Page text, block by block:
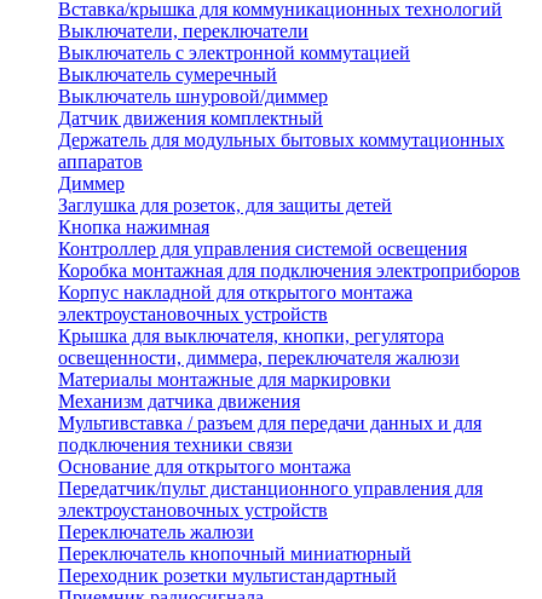
Вставка/крышка для коммуникационных технологий
Выключатели, переключатели
Выключатель с электронной коммутацией
Выключатель сумеречный
Выключатель шнуровой/диммер
Датчик движения комплектный
Держатель для модульных бытовых коммутационных
аппаратов
Диммер
Заглушка для розеток, для защиты детей
Кнопка нажимная
Контроллер для управления системой освещения
Коробка монтажная для подключения электроприборов
Корпус накладной для открытого монтажа
электроустановочных устройств
Крышка для выключателя, кнопки, регулятора
освещенности, диммера, переключателя жалюзи
Материалы монтажные для маркировки
Механизм датчика движения
Мультивставка / разъем для передачи данных и для
подключения техники связи
Основание для открытого монтажа
Передатчик/пульт дистанционного управления для
электроустановочных устройств
Переключатель жалюзи
Переключатель кнопочный миниатюрный
Переходник розетки мультистандартный